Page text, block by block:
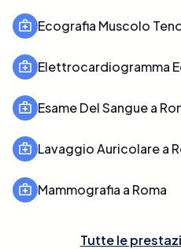
Ecografia Muscolo
Elettrocardiogramma
Esame Del Sangue a
Lavaggio Auricolare a
Mammografia a Roma
Tutte le